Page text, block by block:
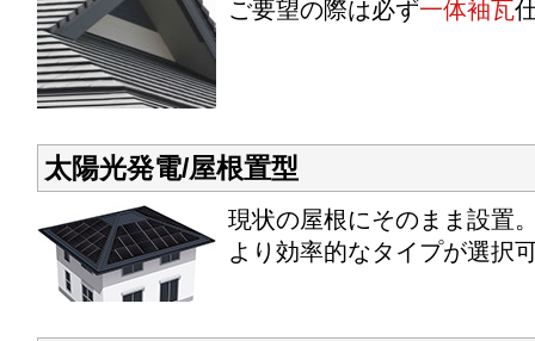
ご要望の際は必ず一体袖瓦
太陽光発電/屋根置型
現状の屋根にそのまま設置
より効率的なタイプが選択